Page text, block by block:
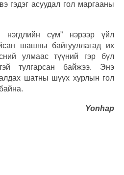
гэдэг асуудал гол маргааны
нэгдлийн сүм” нэрээр үйл
шашны байгууллагад их
улмаас түүний гэр бүл
тулгарсан байжээ. Энэ
шатны шүүх хурлын гол
Yonhap